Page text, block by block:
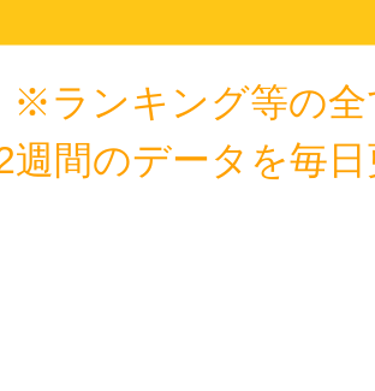
※ランキング等の全
週間のデータを毎
高知市